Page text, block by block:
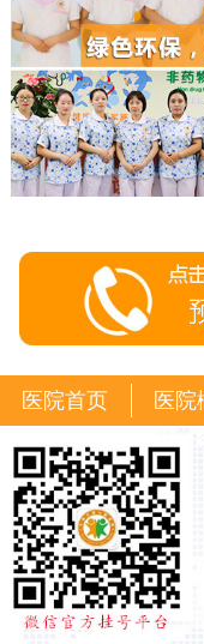
医院首页 医院